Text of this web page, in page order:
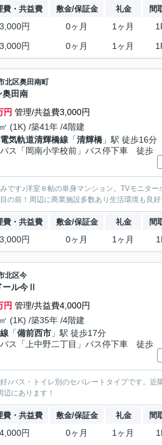
費・共益費 敷金/保証金 礼金 間
3,000円 0ヶ月 1ヶ月
3,000円 0ヶ月 1ヶ月
北区奥田南町
奥田南
円 管理/共益費3,000円
(1K) /築41年 /4階建
気軌道清輝橋線 「清輝橋 」駅 徒歩16分
ス「岡南小学校前」バス停下車 徒歩
す♪洋室８帖の単身マンション。TVモニター
の前！周辺に商業施設多数あり生活環境も良好
費・共益費 敷金/保証金 礼金 間
3,000円 0ヶ月 1ヶ月
北区今
ール今Ⅱ
円 管理/共益費4,000円
(1K) /築35年 /4階建
「備前西市 」駅 徒歩17分
ス「上中野二丁目」バス停下車 徒歩
バス・トイレ別のセパレートタイプです。近
にあります！
費・共益費 敷金/保証金 礼金 間
4,000円 0ヶ月 1ヶ月